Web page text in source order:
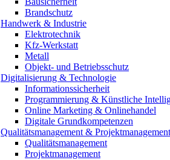
Brandschutz
Handwerk & Industrie
Elektrotechnik
Kfz-Werkstatt
Metall
Objekt- und Betriebsschutz
Digitalisierung & Technologie
Informationssicherheit
Programmierung & Künstliche
Online Marketing & Onlinehandel
Digitale Grundkompetenzen
Qualitätsmanagement & Projektmanagement
Qualitätsmanagement
Projektmanagement